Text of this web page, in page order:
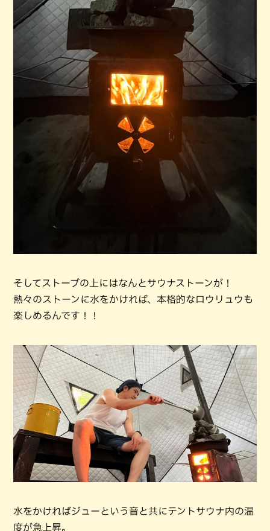
そしてストーブの上にはなんとサウナストーンが！
熱々のストーンに水をかければ、本格的なロウリュウも
楽しめるんです！！
水をかければジューという音と共にテントサウナ内の温
度が急上昇。